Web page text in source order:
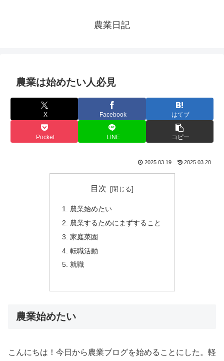
農業日記
農業は始めたい人必見
X Facebook はてブ
Pocket LINE コピー
2025.03.19 2025.03.20
目次
農業始めたい
農業するためにまずすること
家庭菜園
転職活動
就職
農業始めたい
こんにちは！今日から農業ブログを始めることにした。軽